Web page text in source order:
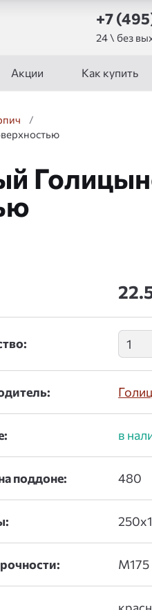
+7
24 \ без
Акции Как купить
/
поддоне: